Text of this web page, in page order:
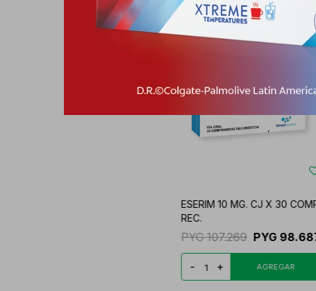
ESERIM 10 MG. CJ X 30
REC.
PYG 107.269 PYG
- +